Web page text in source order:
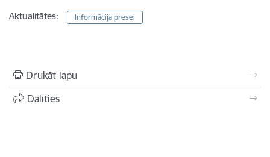
Aktualitātes: Informācija presei
Drukāt lapu
Dalīties